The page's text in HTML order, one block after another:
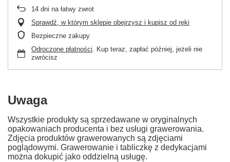
14 dni na łatwy zwrot
Sprawdź, w którym sklepie obejrzysz i kupisz od ręki
Bezpieczne zakupy
Odroczone płatności. Kup teraz, zapłać później, jeżeli nie
zwrócisz
Uwaga
Wszystkie produkty są sprzedawane w oryginalnych
opakowaniach producenta i bez usługi grawerowania.
Zdjęcia produktów grawerowanych są zdjęciami
poglądowymi. Grawerowanie i tabliczkę z dedykacjami
można dokupić jako oddzielną usługę.